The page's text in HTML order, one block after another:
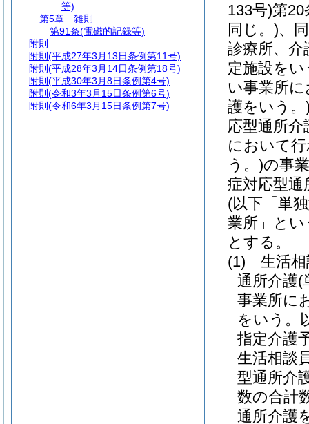
133号)第20
同じ。)、
診療所、介
定施設を
い事業所
護をいう。
応型通所介
において
う。)の事
症対応型通
(以下「単
業所」とい
とする。
(1)
生活
通所介護(
事業所に
をいう。
指定介護
生活相談
型通所介
数の合計
通所介護
等)
第5章
雑則
第91条(電磁的記録等)
附則
附則 (平成27年3月13日条例第11号)
附則 (平成28年3月14日条例第18号)
附則 (平成30年3月8日条例第4号)
附則 (令和3年3月15日条例第6号)
附則 (令和6年3月15日条例第7号)